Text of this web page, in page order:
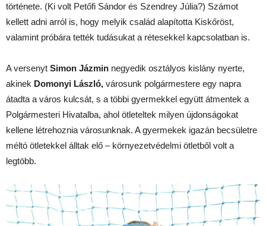
története. (Ki volt Petőfi Sándor és Szendrey Júlia?) Számot
kellett adni arról is, hogy melyik család alapította Kiskőröst,
valamint próbára tették tudásukat a rétesekkel kapcsolatban is.
A versenyt Simon Jázmin negyedik osztályos kislány nyerte,
akinek Domonyi László, városunk polgármestere egy napra
átadta a város kulcsát, s a többi gyermekkel együtt átmentek a
Polgármesteri Hivatalba, ahol ötleteltek milyen újdonságokat
kellene létrehoznia városunknak. A gyermekek igazán becsületre
méltó ötletekkel álltak elő – környezetvédelmi ötletből volt a
legtöbb.